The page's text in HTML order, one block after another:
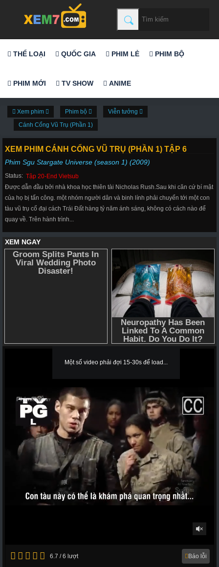
THỂ LOẠI QUỐC GIA PHIM LẺ PHIM BỘ
PHIM MỚI TV SHOW ANIME
Xem phim Phim bộ
Viễn tưởng
Cánh Cổng Vũ Trụ (Phần 1)
XEM PHIM CÁNH CỔNG VŨ TRỤ (PHẦN 1) TẬP 6
Phim Sgu Stargate Universe (season 1) (2009)
Status: Tập 20-End Vietsub
Được dẫn đầu bởi nhà khoa học thiên tài Nicholas Rush.Sau khi căn cứ bí mật
của họ bị tấn công. một nhóm người dân và binh lính phải chuyển tới một con
tàu vũ trụ cổ đại cách Trái Đất hàng tỷ năm ánh sáng, không có cách nào để
quay về. Trên hành trình...
Một số video phải đợi 15-30s để load...
6.7 / 6 lượt Báo lỗi